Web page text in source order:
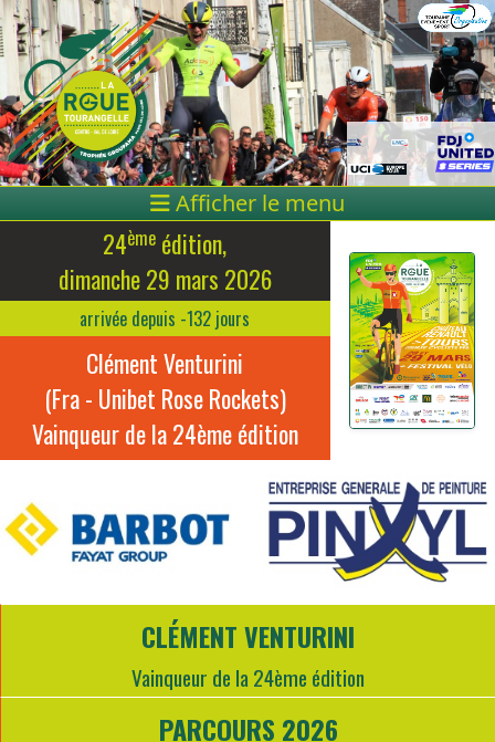
Afficher le menu
24ème édition,
dimanche 29 mars 2026
arrivée depuis -132 jours
Clément Venturini
(Fra - Unibet Rose Rockets)
Vainqueur de la 24ème édition
CLÉMENT VENTURINI
Vainqueur de la 24ème édition
PARCOURS 2026